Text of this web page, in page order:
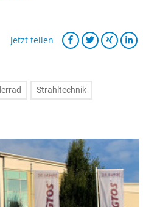
Jetzt teilen
Strahltechnik